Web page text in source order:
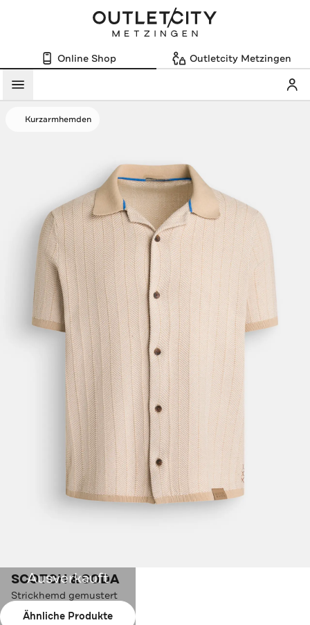
Online Shop Outletcity Metzingen
Menü
Kurzarmhemden
Ausverkauft
Ähnliche Produkte
SCOTCH & SODA
Strickhemd gemustert
Farbe:beige-creme